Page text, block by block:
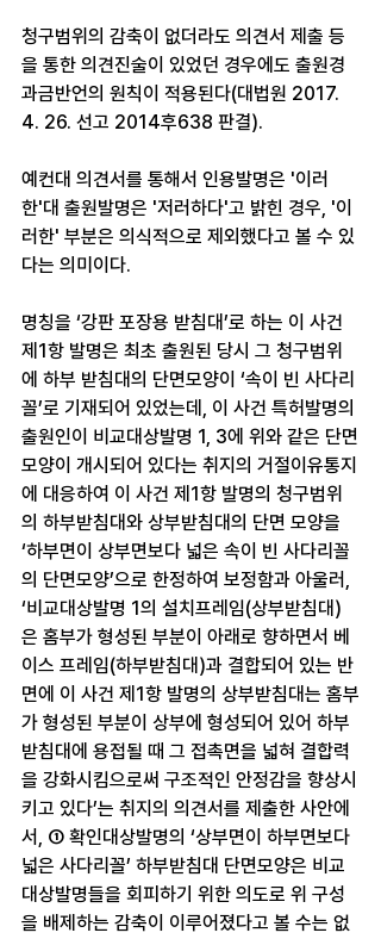
청구범위의 감축이 없더라도 의견서 제출 등
을 통한 의견진술이 있었던 경우에도 출원경
과금반언의 원칙이 적용된다(대법원 2017.
4. 26. 선고 2014후638 판결).​
예컨대 의견서를 통해서 인용발명은 '이러
한'대 출원발명은 '저러하다'고 밝힌 경우, '이
러한' 부분은 의식적으로 제외했다고 볼 수 있
다는 의미이다.
명칭을 ‘강판 포장용 받침대’로 하는 이 사건
제1항 발명은 최초 출원된 당시 그 청구범위
에 하부 받침대의 단면모양이 ‘속이 빈 사다리
꼴’로 기재되어 있었는데, 이 사건 특허발명의
출원인이 비교대상발명 1, 3에 위와 같은 단면
모양이 개시되어 있다는 취지의 거절이유통지
에 대응하여 이 사건 제1항 발명의 청구범위
의 하부받침대와 상부받침대의 단면 모양을
‘하부면이 상부면보다 넓은 속이 빈 사다리꼴
의 단면모양’으로 한정하여 보정함과 아울러,
‘비교대상발명 1의 설치프레임(상부받침대)
은 홈부가 형성된 부분이 아래로 향하면서 베
이스 프레임(하부받침대)과 결합되어 있는 반
면에 이 사건 제1항 발명의 상부받침대는 홈부
가 형성된 부분이 상부에 형성되어 있어 하부
받침대에 용접될 때 그 접촉면을 넓혀 결합력
을 강화시킴으로써 구조적인 안정감을 향상시
키고 있다’는 취지의 의견서를 제출한 사안에
서, ① 확인대상발명의 ‘상부면이 하부면보다
넓은 사다리꼴’ 하부받침대 단면모양은 비교
대상발명들을 회피하기 위한 의도로 위 구성
을 배제하는 감축이 이루어졌다고 볼 수는 없